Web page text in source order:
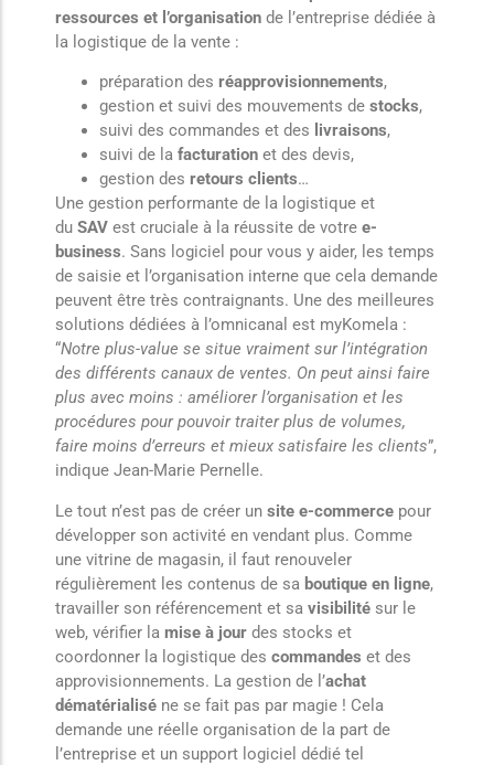
ressources et l’organisation de l’entreprise dédiée à
la logistique de la vente :
préparation des réapprovisionnements,
gestion et suivi des mouvements de stocks,
suivi des commandes et des livraisons,
suivi de la facturation et des devis,
gestion des retours clients…
Une gestion performante de la logistique et
du SAV est cruciale à la réussite de votre e-
business. Sans logiciel pour vous y aider, les temps
de saisie et l’organisation interne que cela demande
peuvent être très contraignants. Une des meilleures
solutions dédiées à l’omnicanal est myKomela :
“Notre plus-value se situe vraiment sur l’intégration
des différents canaux de ventes. On peut ainsi faire
plus avec moins : améliorer l’organisation et les
procédures pour pouvoir traiter plus de volumes,
faire moins d’erreurs et mieux satisfaire les clients”,
indique Jean-Marie Pernelle.
Le tout n’est pas de créer un site e-commerce pour
développer son activité en vendant plus. Comme
une vitrine de magasin, il faut renouveler
régulièrement les contenus de sa boutique en ligne,
travailler son référencement et sa visibilité sur le
web, vérifier la mise à jour des stocks et
coordonner la logistique des commandes et des
approvisionnements. La gestion de l’achat
dématérialisé ne se fait pas par magie ! Cela
demande une réelle organisation de la part de
l’entreprise et un support logiciel dédié tel